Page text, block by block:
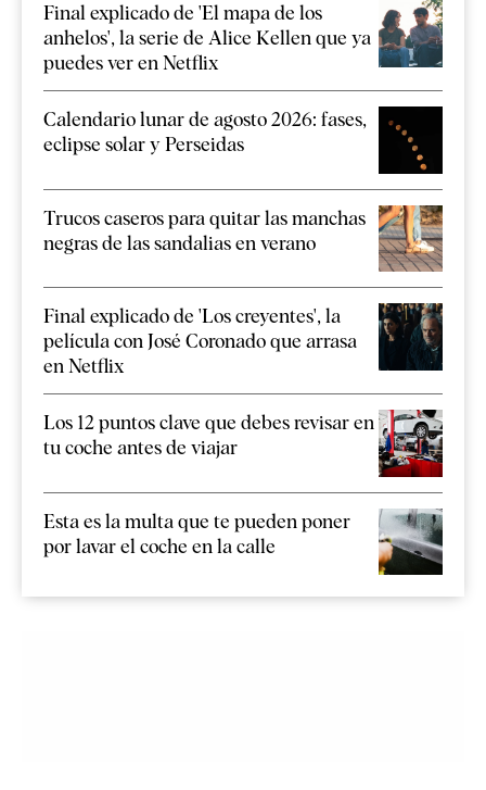
Final explicado de 'El mapa de los
anhelos', la serie de Alice Kellen que ya
puedes ver en Netflix
Calendario lunar de agosto 2026: fases,
eclipse solar y Perseidas
Trucos caseros para quitar las manchas
negras de las sandalias en verano
Final explicado de 'Los creyentes', la
película con José Coronado que arrasa
en Netflix
Los 12 puntos clave que debes revisar en
tu coche antes de viajar
Esta es la multa que te pueden poner
por lavar el coche en la calle